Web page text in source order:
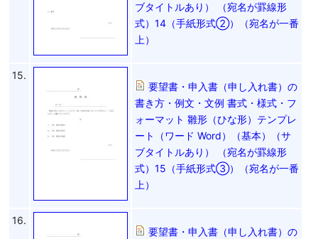
ブタイトルあり） （宛名が罫線形
式）14（手紙形式②）（宛名が一番
上）
15.
要望書・申入書（申し入れ書）の
書き方・例文・文例 書式・様式・フ
ォーマット 雛形（ひな形）テンプレ
ート（ワード Word）（基本）（サ
ブタイトルあり） （宛名が罫線形
式）15（手紙形式③）（宛名が一番
上）
16.
要望書・申入書（申し入れ書）の